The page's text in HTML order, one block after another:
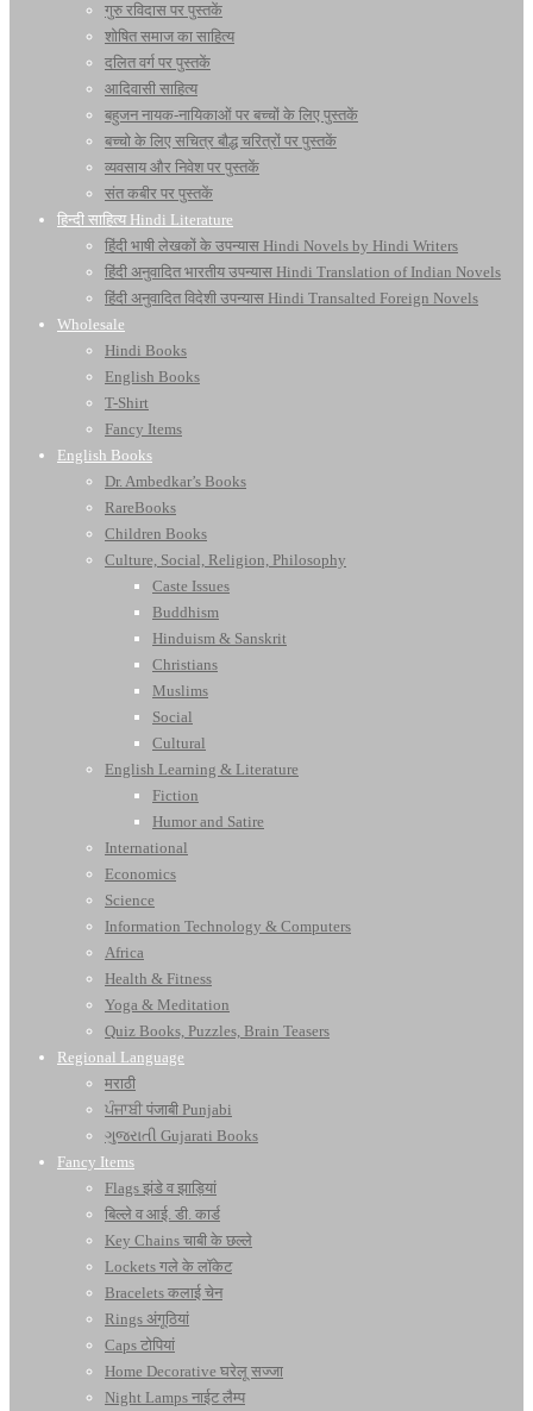
गुरु रविदास पर पुस्तकें
शोषित समाज का साहित्य
दलित वर्ग पर पुस्तकें
आदिवासी साहित्य
बहुजन नायक-नायिकाओं पर बच्चों के लिए पुस्तकें
बच्चो के लिए सचित्र बौद्ध चरित्रों पर पुस्तकें
व्यवसाय और निवेश पर पुस्तकें
संत कबीर पर पुस्तकें
हिन्दी साहित्य Hindi Literature
हिंदी भाषी लेखकों के उपन्यास Hindi Novels by Hindi Writers
हिंदी अनुवादित भारतीय उपन्यास Hindi Translation of Indian Novels
हिंदी अनुवादित विदेशी उपन्यास Hindi Transalted Foreign Novels
Wholesale
Hindi Books
English Books
T-Shirt
Fancy Items
English Books
Dr. Ambedkar’s Books
RareBooks
Children Books
Culture, Social, Religion, Philosophy
Caste Issues
Buddhism
Hinduism & Sanskrit
Christians
Muslims
Social
Cultural
English Learning & Literature
Fiction
Humor and Satire
International
Economics
Science
Information Technology & Computers
Africa
Health & Fitness
Yoga & Meditation
Quiz Books, Puzzles, Brain Teasers
Regional Language
मराठी
ਪੰਜਾਬੀ पंजाबी Punjabi
ગુજરાતી Gujarati Books
Fancy Items
Flags झंडे व झाड़ियां
बिल्ले व आई. डी. कार्ड
Key Chains चाबी के छल्ले
Lockets गले के लॉकेट
Bracelets कलाई चेन
Rings अंगूठियां
Caps टोपियां
Home Decorative घरेलू सज्जा
Night Lamps नाईट लैम्प